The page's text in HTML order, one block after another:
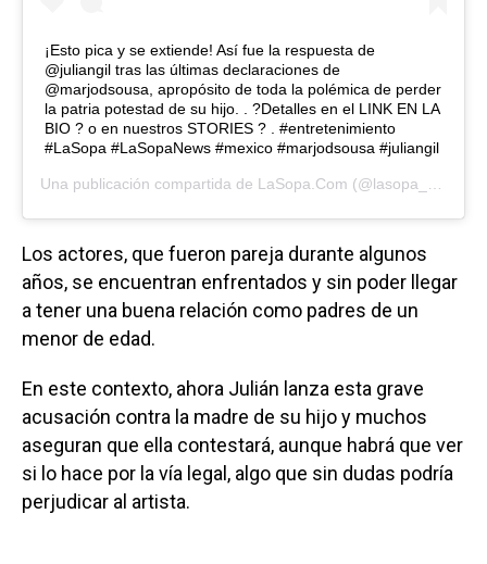
¡Esto pica y se extiende! Así fue la respuesta de
@juliangil tras las últimas declaraciones de
@marjodsousa, apropósito de toda la polémica de perder
la patria potestad de su hijo. . ?Detalles en el LINK EN LA
BIO ? o en nuestros STORIES ? . #entretenimiento
#LaSopa #LaSopaNews #mexico #marjodsousa #juliangil
Una publicación compartida de LaSopa.Com (@lasopa_news) el
Los actores, que fueron pareja durante algunos
años, se encuentran enfrentados y sin poder llegar
a tener una buena relación como padres de un
menor de edad.
En este contexto, ahora Julián lanza esta grave
acusación contra la madre de su hijo y muchos
aseguran que ella contestará, aunque habrá que ver
si lo hace por la vía legal, algo que sin dudas podría
perjudicar al artista.